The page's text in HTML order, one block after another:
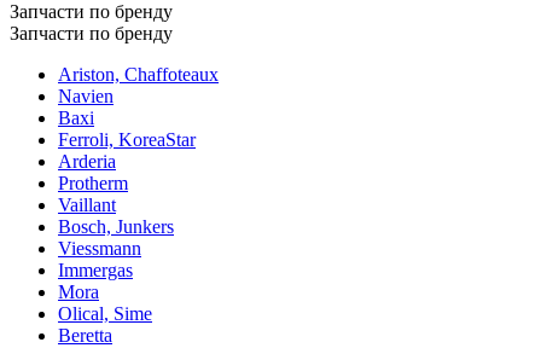
Запчасти по бренду
Запчасти по бренду
Ariston, Chaffoteaux
Navien
Baxi
Ferroli, KoreaStar
Arderia
Protherm
Vaillant
Bosch, Junkers
Viessmann
Immergas
Mora
Olical, Sime
Beretta